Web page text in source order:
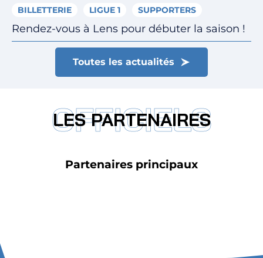
Toutes les actualités
BILLETTERIE LIGUE 1 SUPPORTERS
Rendez-vous à Lens pour débuter la saison !
OFFICIELS
LES PARTENAIRES
Partenaires principaux